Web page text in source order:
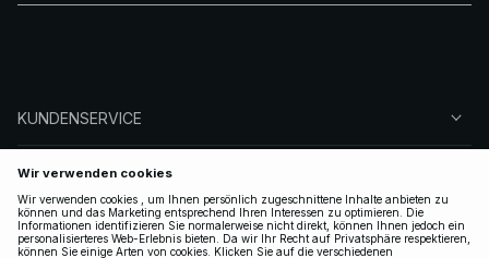
KUNDENSERVICE
ÜBER NA-KD
FOLGEN SIE UNS